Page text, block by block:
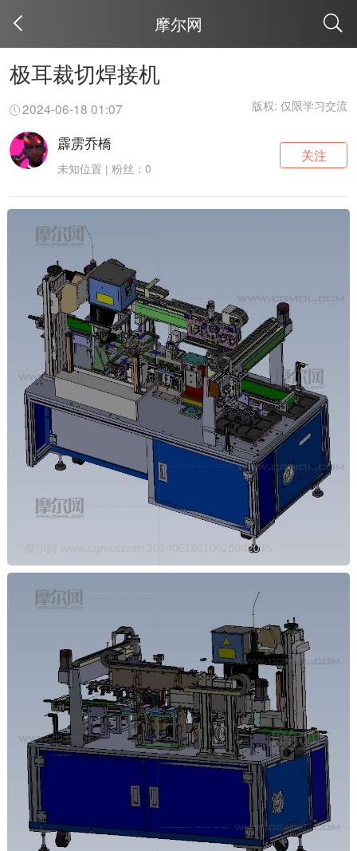
摩尔网
极耳裁切焊接机
2024-06-18 01:07 版权: 仅限学习交流
霹雳乔橋
未知位置 | 粉丝：0
关注
取消